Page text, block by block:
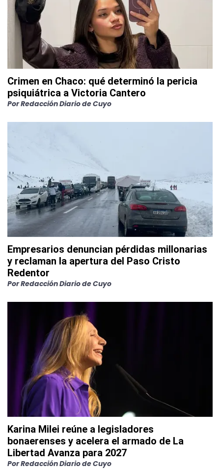
Crimen en Chaco: qué determinó la pericia
psiquiátrica a Victoria Cantero
PorRedacción Diario de Cuyo
Empresarios denuncian pérdidas millonarias
y reclaman la apertura del Paso Cristo
Redentor
PorRedacción Diario de Cuyo
Karina Milei reúne a legisladores
bonaerenses y acelera el armado de La
Libertad Avanza para 2027
PorRedacción Diario de Cuyo